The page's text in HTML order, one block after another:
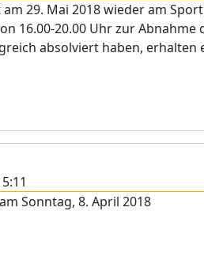
29. Mai 2018 wieder am
16.00-20.00 Uhr zur
absolviert haben, erhalten
Sonntag, 8. April 2018